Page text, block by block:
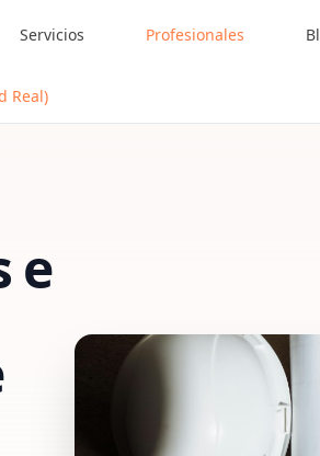
Servicios Profesionales
Real)
e